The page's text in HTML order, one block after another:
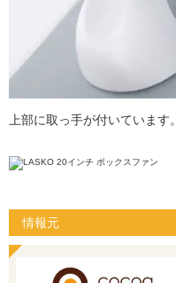
上部に取っ手が付いています。
情報元